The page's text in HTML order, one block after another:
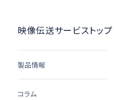
映像伝送サービストップ
製品情報
コラム